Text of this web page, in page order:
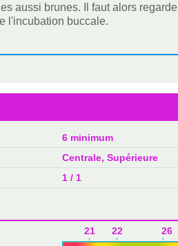
aussi brunes. Il faut alors
l'incubation buccale.
6 minimum
Centrale, Supérieure
1 / 1
21 22 26